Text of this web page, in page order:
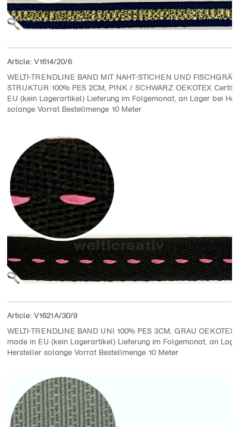
Article: V1614/20/6
WELTI-TRENDLINE BAND MIT NAHT-STICHEN UND FISCHGRÄT
STRUKTUR 100% PES 2CM, PINK / SCHWARZ OEKOTEX
EU (kein Lagerartikel) Lieferung im Folgemonat, an Lager bei
solange Vorrat Bestellmenge 10 Meter
Article: V1621A/30/9
WELTI-TRENDLINE BAND UNI 100% PES 3CM, GRAU
made in EU (kein Lagerartikel) Lieferung im Folgemonat, an
Hersteller solange Vorrat Bestellmenge 10 Meter